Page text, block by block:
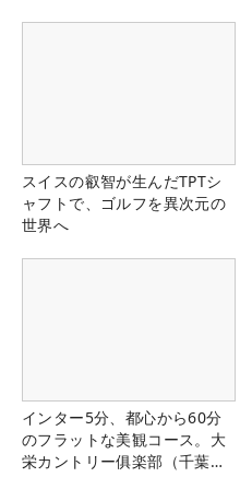
スイスの叡智が生んだTPTシ
ャフトで、ゴルフを異次元の
世界へ
インター5分、都心から60分
のフラットな美観コース。大
栄カントリー俱楽部（千葉